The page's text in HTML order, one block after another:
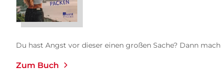
Du hast Angst vor dieser einen großen Sache? Dann
Zum Buch